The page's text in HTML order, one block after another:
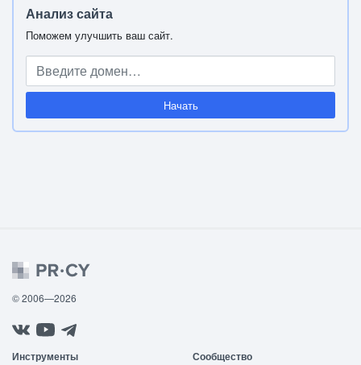
Анализ сайта
Поможем улучшить ваш сайт.
Начать
© 2006—2026
Инструменты Сообщество